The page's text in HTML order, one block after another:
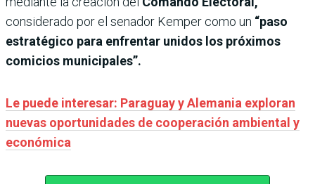
considerado por el senador Kemper como un “paso
estratégico para enfrentar unidos los próximos
comicios municipales”.
Le puede interesar: Paraguay y Alemania exploran
nuevas oportunidades de cooperación ambiental y
económica